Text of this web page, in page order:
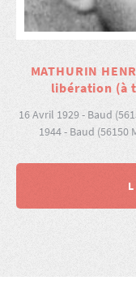
MATHURIN
libération (à
16 Avril 1929 - Baud
1944 - Baud (56150